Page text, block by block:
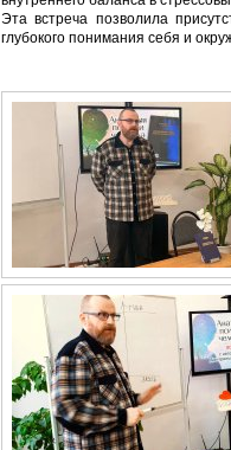
Эта встреча позволила
глубокого понимания себя и